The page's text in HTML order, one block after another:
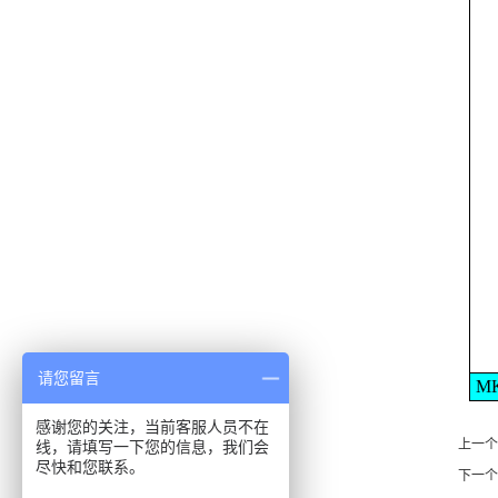
上一个
下一个
请您留言
感谢您的关注，当前客服人员不在
线，请填写一下您的信息，我们会
尽快和您联系。